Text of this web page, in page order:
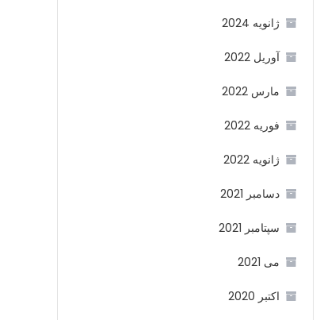
ژانویه 2024
آوریل 2022
مارس 2022
فوریه 2022
ژانویه 2022
دسامبر 2021
سپتامبر 2021
می 2021
اکتبر 2020